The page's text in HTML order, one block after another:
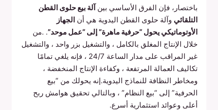
باختصار، فإن الفرق الأساسي بينآلة بيع حلوى القطن
التلقائي وآلة حلوى القطن اليدوية هي أن الجهاز
الأوتوماتيكي يحول “حرفية ماهرة” إلى “عمل موحد”. .من
خلال الإنتاج المغلق بالكامل ، والتشغيل بزر واحد ، والتشغيل
غير المراقب على مدار الساعة 24/7 ، فإنه يلغي تمامًا
تكاليف العمالة المرتفعة ، وكفاءة الإنتاج المنخفضة ،
ومخاطر النظافة للنماذج اليدوية.إنه يحولك من “بيع
الحرفية” إلى “بيع النظام” ، وبالتالي تحقيق هوامش ربح
أعلى وعوائد استثمارية أسرع.